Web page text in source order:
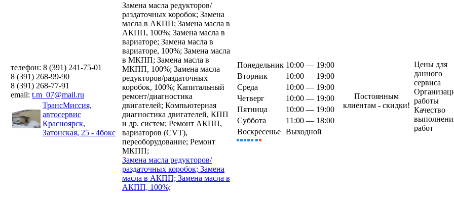
телефон: 8 (391) 241-75-01
8 (391) 268-99-90
8 (391) 268-77-91
email: t.m_07@mail.ru
ТрансМиссия,
автосервис
Красноярск,
Затонская, 25 - 4бокс
Замена масла редукторов/
раздаточных коробок; Замена
масла в АКПП; Замена масла в
АКПП, 100%; Замена масла в
вариаторе; Замена масла в
вариаторе, 100%; Замена масла
в МКПП; Замена масла в
МКПП, 100%; Замена масла
редукторов/раздаточных
коробок, 100%; Капитальный
ремонт/диагностика
двигателей; Компьютерная
диагностика двигателей, КПП
и др. систем; Ремонт АКПП,
вариаторов (CVT),
переоборудование; Ремонт
МКПП;
Замена масла редукторов/
раздаточных коробок; Замена
масла в АКПП; Замена масла в
АКПП, 100%;
Понедельник 10:00 — 19:00
Вторник
10:00 — 19:00
Среда
10:00 — 19:00
Четверг
10:00 — 19:00
Пятница
10:00 — 19:00
Суббота
11:00 — 18:00
Воскресенье Выходной
Постоянным
клиентам - скидки!
Цены для
данного
сервиса
работы
Качество
работ